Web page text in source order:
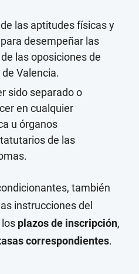
las aptitudes físicas y
desempeñar las
las oposiciones de
Valencia.
sido separado o
en cualquier
u órganos
de las
también
instrucciones del
plazos de inscripción,
correspondientes.